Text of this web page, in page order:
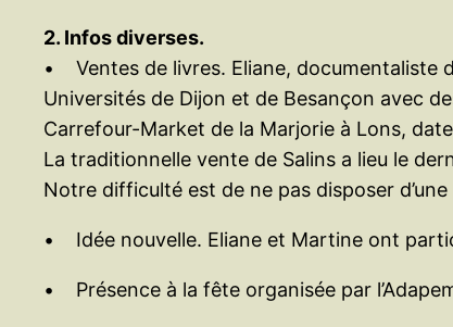
2. Infos diverses.
• Ventes de livres. Eliane, documentaliste
Universités de Dijon et de Besançon avec
Carrefour-Market de la Marjorie à Lons,
La traditionnelle vente de Salins a lieu le
Notre difficulté est de ne pas disposer
• Idée nouvelle. Eliane et Martine ont
• Présence à la fête organisée par